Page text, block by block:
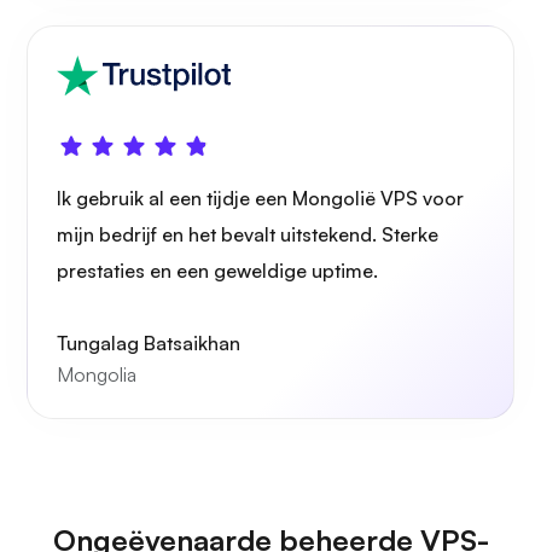
Ik gebruik al een tijdje een Mongolië VPS voor
mijn bedrijf en het bevalt uitstekend. Sterke
prestaties en een geweldige uptime.
Tungalag Batsaikhan
Mongolia
Ongeëvenaarde beheerde VPS-